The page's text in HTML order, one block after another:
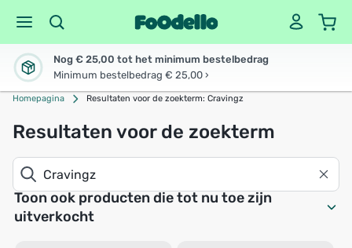
Nog € 25,00 tot het minimum bestelbedrag
Minimum bestelbedrag € 25,00 ›
Homepagina Resultaten voor de zoekterm: Cravingz
Resultaten voor de zoekterm
Toon ook producten die tot nu toe zijn
uitverkocht